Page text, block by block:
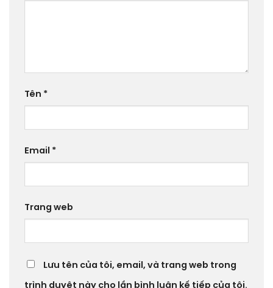
Tên *
Email *
Trang web
Lưu tên của tôi, email, và trang web trong
trình duyệt này cho lần bình luận kế tiếp của tôi.